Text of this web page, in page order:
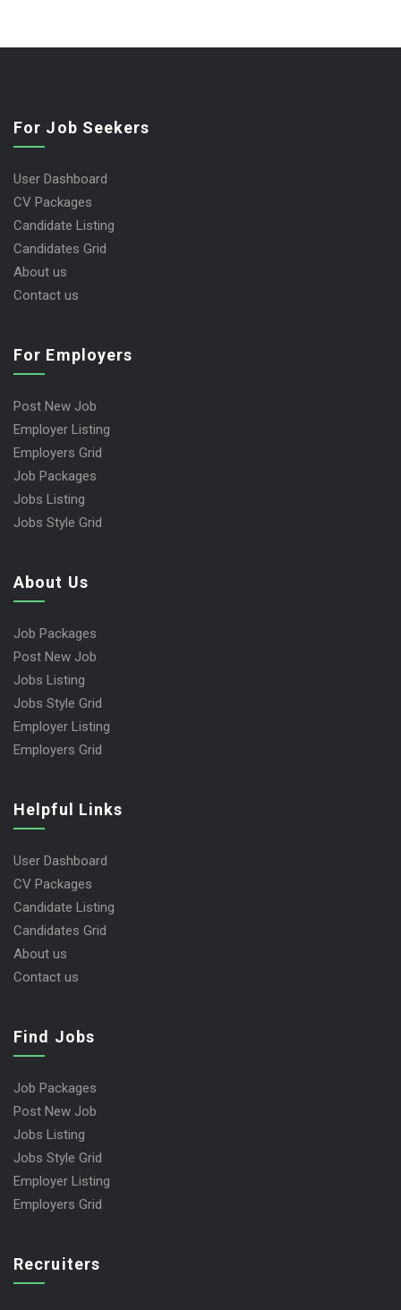
For Job Seekers
User Dashboard
CV Packages
Candidate Listing
Candidates Grid
About us
Contact us
For Employers
Post New Job
Employer Listing
Employers Grid
Job Packages
Jobs Listing
Jobs Style Grid
About Us
Job Packages
Post New Job
Jobs Listing
Jobs Style Grid
Employer Listing
Employers Grid
Helpful Links
User Dashboard
CV Packages
Candidate Listing
Candidates Grid
About us
Contact us
Find Jobs
Job Packages
Post New Job
Jobs Listing
Jobs Style Grid
Employer Listing
Employers Grid
Recruiters